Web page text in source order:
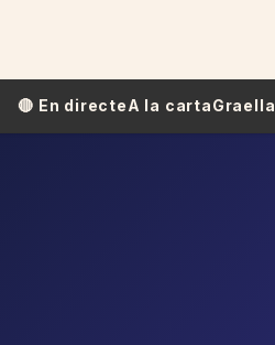
🔴​​ En directeA la cartaGraella